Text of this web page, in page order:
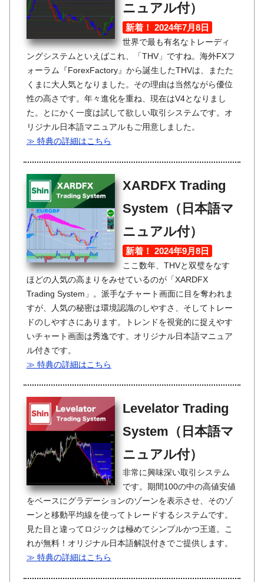
ニュアル付）
新着！ 2024年7月8日
世界で最も有名なトレーディ
ングシステムといえばこれ、「THV」ですね。海外FXフ
ォーラム『ForexFactory』から誕生したTHVは、またた
くまに大人気となりました。その理由は当然ながら優位
性の高さです。年々進化を重ね、現在はV4となりまし
た。とにかく一度は試して欲しい取引システムです。オ
リジナル日本語マニュアルもご用意しました。
≫ 特典の詳細はこちら
XARDFX Trading
System（日本語マ
ニュアル付）
新着！ 2024年9月8日
ここ数年、THVと双璧をなす
ほどの人気の高まりをみせているのが「XARDFX
Trading System」。派手なチャート画面に目を奪われま
すが、人気の秘密は環境認識のしやすさ、そしてトレー
ドのしやすさにあります。トレンドを視覚的に捉えやす
いチャート画面は秀逸です。オリジナル日本語マニュア
ル付きです。
≫ 特典の詳細はこちら
Levelator Trading
System（日本語マ
ニュアル付）
非常に興味深い取引システム
です。期間100の中の高値安値
をベースにグラデーションのゾーンを表示させ、そのゾ
ーンと移動平均線を使ってトレードするシステムです。
見た目と違ってロジックは極めてシンプルかつ王道。こ
れが無料！オリジナル日本語解説付きでご提供します。
≫ 特典の詳細はこちら